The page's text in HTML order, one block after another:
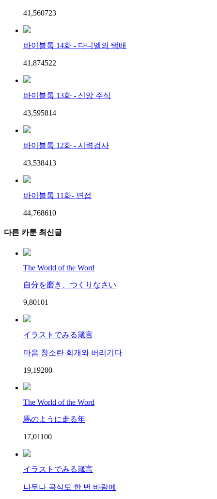
41,560723
바이블톡 14화 - 다니엘의 택배
41,874522
바이블톡 13화 - 신앙 주식
43,595814
바이블톡 12화 - 시력검사
43,538413
바이블톡 11화- 면접
44,768610
다른 카툰 최신글
The World of the Word
自分を磨き、つくりなさい
9,80101
イラストでみる箴言
마음 청소란 회개와 버리기다
19,19200
The World of the Word
馬のように走る年
17,01100
イラストでみる箴言
나무나 곡식도 한 번 바람에